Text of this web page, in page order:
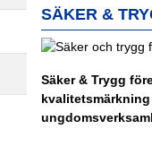
SÄKER &
Säker & Trygg